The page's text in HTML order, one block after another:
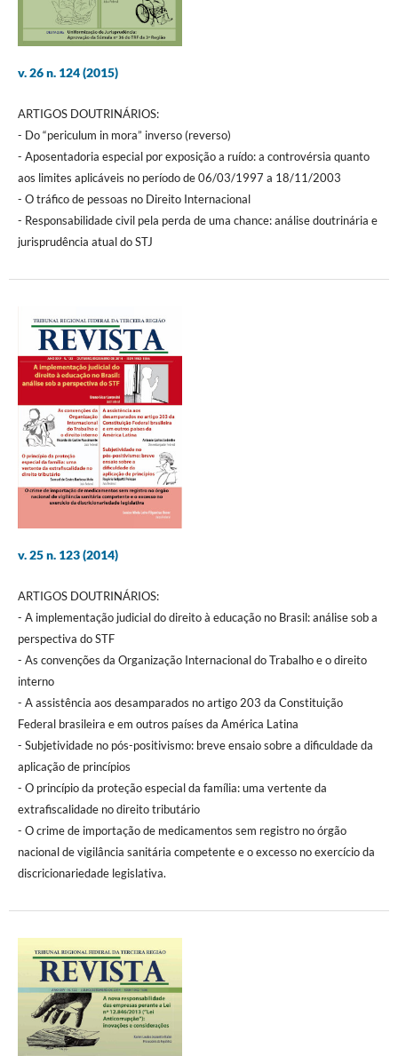
v. 26 n. 124 (2015)
ARTIGOS DOUTRINÁRIOS:
- Do “periculum in mora” inverso (reverso)
- Aposentadoria especial por exposição a ruído: a controvérsia quanto
aos limites aplicáveis no período de 06/03/1997 a 18/11/2003
- O tráfico de pessoas no Direito Internacional
- Responsabilidade civil pela perda de uma chance: análise doutrinária e
jurisprudência atual do STJ
v. 25 n. 123 (2014)
ARTIGOS DOUTRINÁRIOS:
- A implementação judicial do direito à educação no Brasil: análise sob a
perspectiva do STF
- As convenções da Organização Internacional do Trabalho e o direito
interno
- A assistência aos desamparados no artigo 203 da Constituição
Federal brasileira e em outros países da América Latina
- Subjetividade no pós-positivismo: breve ensaio sobre a dificuldade da
aplicação de princípios
- O princípio da proteção especial da família: uma vertente da
extrafiscalidade no direito tributário
- O crime de importação de medicamentos sem registro no órgão
nacional de vigilância sanitária competente e o excesso no exercício da
discricionariedade legislativa.